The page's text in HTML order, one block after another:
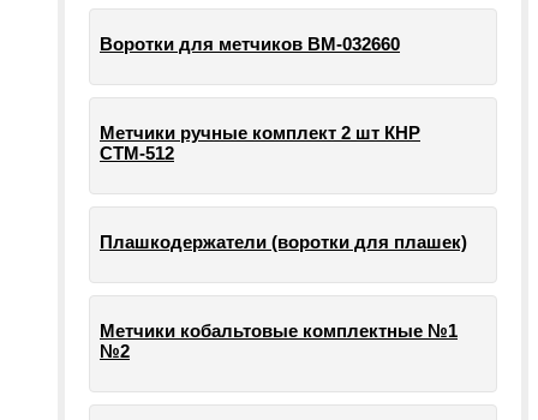
Воротки для метчиков ВМ-032660
Метчики ручные комплект 2 шт КНР
СТМ-512
Плашкодержатели (воротки для плашек)
Метчики кобальтовые комплектные №1
№2